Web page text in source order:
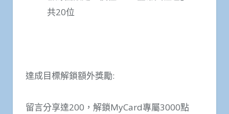
共20位
達成目標解鎖額外獎勵:
留言分享達200，解鎖MyCard專屬3000點